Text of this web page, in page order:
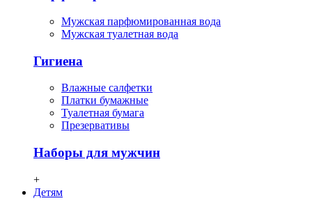
Мужская парфюмированная вода
Мужская туалетная вода
Гигиена
Влажные салфетки
Платки бумажные
Туалетная бумага
Презервативы
Наборы для мужчин
+
Детям